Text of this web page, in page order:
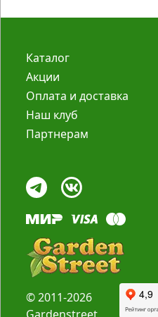
Каталог
Акции
Оплата и доставка
Наш клуб
Партнерам
© 2011-2026